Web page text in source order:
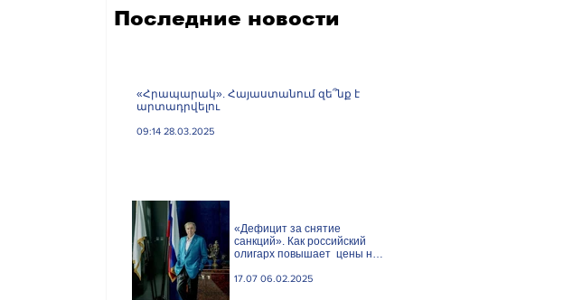
Последние новости
«Հրապարակ». Հայաստանում զե՞նք է
արտադրվելու
09:14 28.03.2025
«Дефицит за снятие
санкций». Как российский
олигарх повышает цены на
17.07 06.02.2025